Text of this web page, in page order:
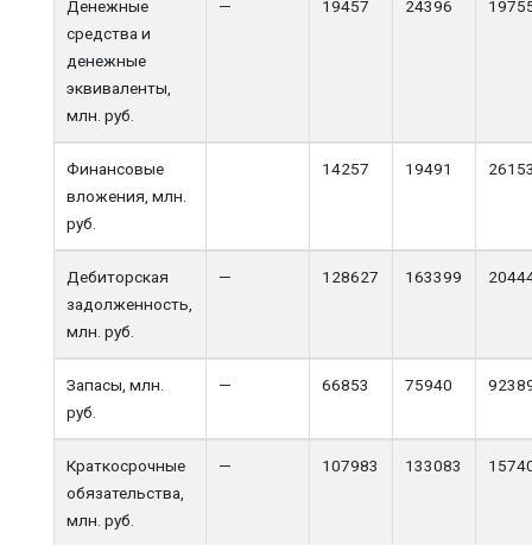
Денежные
средства и
денежные
эквиваленты,
млн. руб.
— 19457 24396
Финансовые
вложения, млн.
руб.
14257 19491
Дебиторская
задолженность,
млн. руб.
— 128627 163399
Запасы, млн.
руб.
— 66853 75940
Краткосрочные
обязательства,
млн. руб.
— 107983 133083